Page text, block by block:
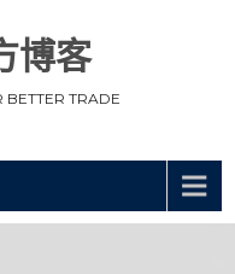
博客
BETTER TRADE